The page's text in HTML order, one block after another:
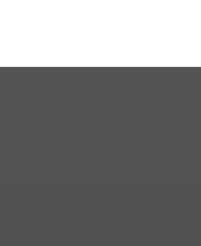
Росгвардии изъяты